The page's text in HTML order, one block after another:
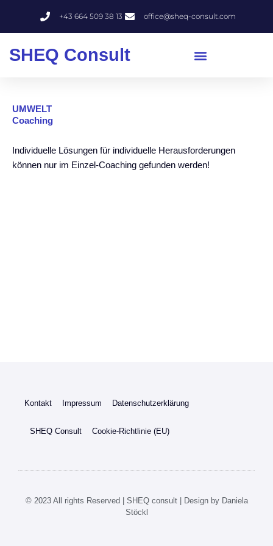
springen
+43 664 509 38 13 office@sheq-consult.com
SHEQ Consult
UMWELT
Coaching
Individuelle Lösungen für individuelle Herausforderungen
können nur im Einzel-Coaching gefunden werden!
Kontakt Impressum Datenschutzerklärung
SHEQ Consult Cookie-Richtlinie (EU)
© 2023 All rights Reserved | SHEQ consult | Design by Daniela
Stöckl